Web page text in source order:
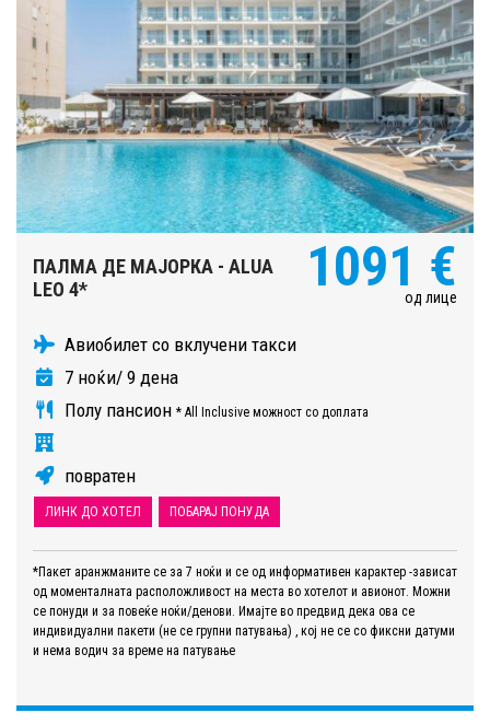
ПАЛМА ДЕ МАЈОРКА - ALUA
LEO 4*
1091 €
од лице
Авиобилет со вклучени такси
7 ноќи/ 9 дена
Полу пансион * All Inclusive можност со доплата
повратен
ЛИНК ДО ХОТЕЛ ПОБАРАЈ ПОНУДА
*Пакет аранжманите се за 7 ноќи и се од информативен карактер -зависат
од моменталната расположливост на места во хотелот и авионот. Можни
се понуди и за повеќе ноќи/денови. Имајте во предвид дека ова се
индивидуални пакети (не се групни патувања) , кој не се со фиксни датуми
и нема водич за време на патување